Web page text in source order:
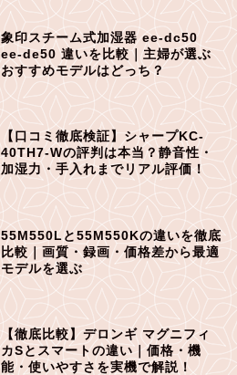
象印スチーム式加湿器 ee-dc50
ee-de50 違いを比較｜主婦が選ぶ
おすすめモデルはどっち？
【口コミ徹底検証】シャープKC-
40TH7-Wの評判は本当？静音性・
加湿力・手入れまでリアル評価！
55M550Lと55M550Kの違いを徹底
比較｜画質・録画・価格差から最適
モデルを選ぶ
【徹底比較】デロンギ マグニフィ
カSとスマートの違い｜価格・機
能・使いやすさを実機で解説！